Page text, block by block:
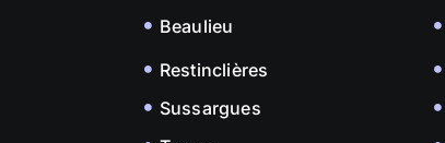
Beaulieu
Restinclières
Sussargues